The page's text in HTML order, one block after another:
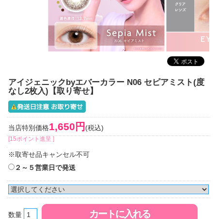
アイジェニックbyエバーカラー N06 セピアミスト(度
なし2枚入)【取り寄せ】
当店特別価格1,650円 (税込)
[15ポイント進呈 ]
※取寄せ品キャンセル不可
２～５営業日で発送
数量